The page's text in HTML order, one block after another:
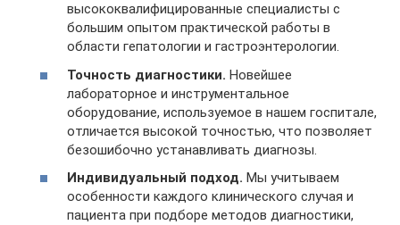
высококвалифицированные специалисты с
большим опытом практической работы в
области гепатологии и гастроэнтерологии.
Точность диагностики. Новейшее
лабораторное и инструментальное
оборудование, используемое в нашем госпитале,
отличается высокой точностью, что позволяет
безошибочно устанавливать диагнозы.
Индивидуальный подход. Мы учитываем
особенности каждого клинического случая и
пациента при подборе методов диагностики,